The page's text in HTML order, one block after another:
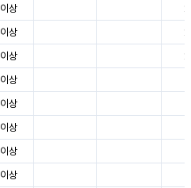
상
상
상
상
상
상
상
상